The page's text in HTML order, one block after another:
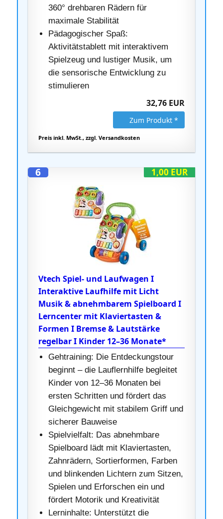
360° drehbaren Rädern für
maximale Stabilität
Pädagogischer Spaß:
Aktivitätstablett mit interaktivem
Spielzeug und lustiger Musik, um
die sensorische Entwicklung zu
stimulieren
32,76 EUR
Zum Produkt *
Preis inkl. MwSt., zzgl. Versandkosten
1,00 EUR
6
Vtech Spiel- und Laufwagen I
Interaktive Laufhilfe mit Licht
Musik & abnehmbarem Spielboard I
Lerncenter mit Klaviertasten &
Formen I Bremse & Lautstärke
regelbar I Kinder 12–36 Monate*
Gehtraining: Die Entdeckungstour
beginnt – die Lauflernhilfe begleitet
Kinder von 12–36 Monaten bei
ersten Schritten und fördert das
Gleichgewicht mit stabilem Griff und
sicherer Bauweise
Spielvielfalt: Das abnehmbare
Spielboard lädt mit Klaviertasten,
Zahnrädern, Sortierformen, Farben
und blinkenden Lichtern zum Sitzen,
Spielen und Erforschen ein und
fördert Motorik und Kreativität
Lerninhalte: Unterstützt die